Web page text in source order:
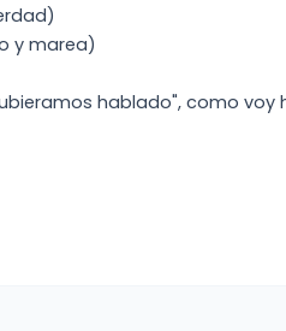
y marea)
hablado", como